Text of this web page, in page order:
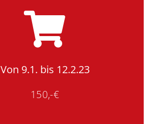
Von 9.1. bis 12.2.23
150,-€